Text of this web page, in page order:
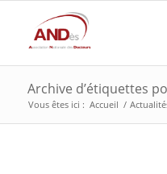
Archive d’étiquettes
Vous êtes ici : Accueil /